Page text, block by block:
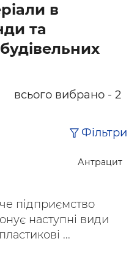
в
та
всього вибрано - 2
Фільтри
Антрацит
підприємство
наступні види
...